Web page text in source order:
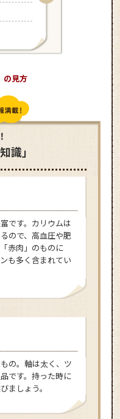
静
山
の見方
識」
です。カリウムは
ので、高血圧や肥
赤肉」のものに
も多く含まれてい
の。軸は太く、ツ
です。持った時に
ましょう。